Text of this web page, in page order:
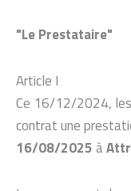
"Le Prestataire"
Article I
Ce 16/12/2024,
contrat une
16/08/2025à